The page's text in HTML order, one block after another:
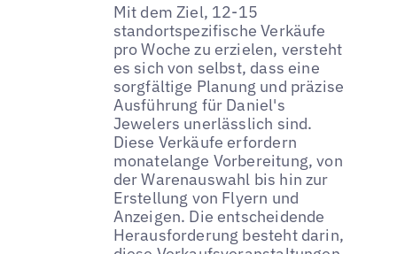
Mit dem Ziel, 12-15
standortspezifische Verkäufe
pro Woche zu erzielen, versteht
es sich von selbst, dass eine
sorgfältige Planung und präzise
Ausführung für Daniel's
Jewelers unerlässlich sind.
Diese Verkäufe erfordern
monatelange Vorbereitung, von
der Warenauswahl bis hin zur
Erstellung von Flyern und
Anzeigen. Die entscheidende
Herausforderung besteht darin,